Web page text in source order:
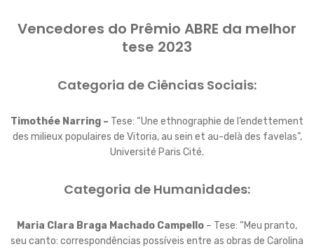
Vencedores do Prêmio ABRE da melhor
tese 2023
Categoria de Ciências Sociais:
Timothée Narring – Tese: “Une ethnographie de l’endettement
des milieux populaires de Vitoria, au sein et au-delà des favelas”,
Université Paris Cité.
Categoria de Humanidades:
Maria Clara Braga Machado Campello – Tese: “Meu pranto,
seu canto: correspondências possíveis entre as obras de Carolina